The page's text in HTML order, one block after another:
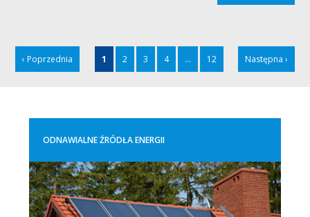
‹ Poprzednia 1 2 3 4 ... 12 Następna ›
ODNAWIALNE ŹRÓDŁA ENERGII